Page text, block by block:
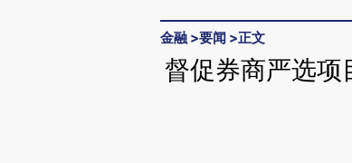
金融 >要闻 >正文
督促券商严选